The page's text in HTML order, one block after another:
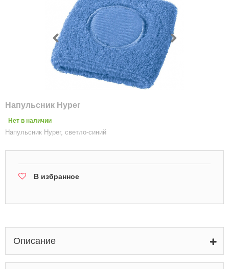
Напульсник Hyper
Нет в наличии
Напульсник Hyper, светло-синий
В избранное
Описание